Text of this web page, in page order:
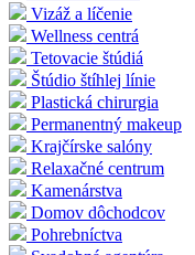
Vizáž a líčenie
Wellness centrá
Tetovacie štúdiá
Štúdio štíhlej línie
Plastická chirurgia
Permanentný makeup
Krajčírske salóny
Relaxačné centrum
Kamenárstva
Domov dôchodcov
Pohrebníctva